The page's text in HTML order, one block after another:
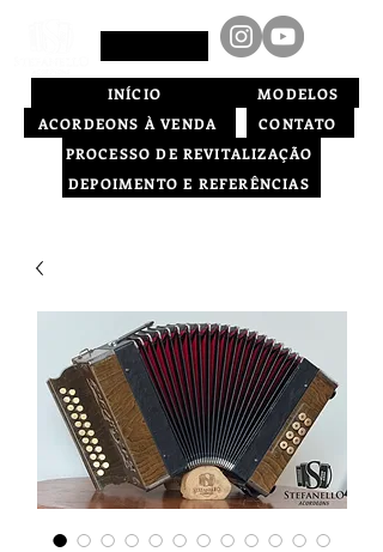
MODELOS
INÍCIO
ACORDEONS À VENDA
CONTATO
DEPOIMENTO E REFERÊNCIAS
PROCESSO DE REVITALIZAÇÃO